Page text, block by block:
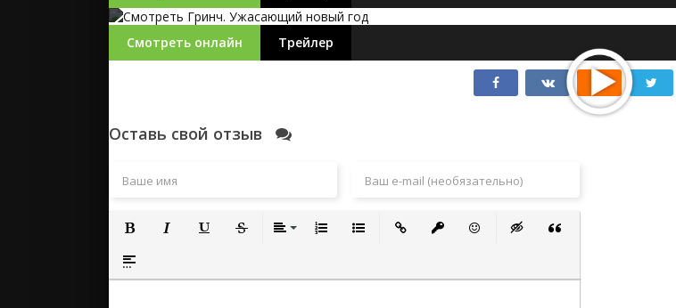
Смотреть онлайн Трейлер
Оставь свой отзыв
Полужирный
Вставка спойлера